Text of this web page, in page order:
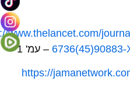
www.thelancet.com/
– עמ' 1
https://